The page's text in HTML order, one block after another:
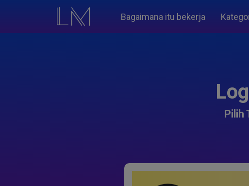
Bagaimana itu bekerja
Pilih